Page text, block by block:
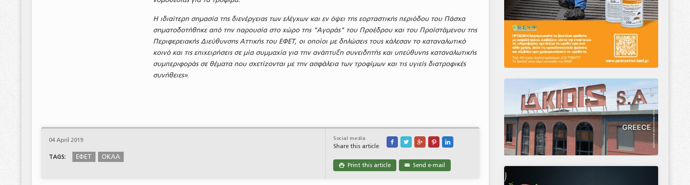
Η ιδιαίτερη σημασία της διενέργειας των ελέγχων και εν όψει της εορταστικής περιόδου του Πάσχα
σηματοδοτήθηκε από την παρουσία στο χώρο της "Αγοράς" του Προέδρου και του Προϊστάμενου της
Περιφερειακής Διεύθυνσης Αττικής του ΕΦΕΤ, οι οποίοι με δηλώσεις τους κάλεσαν το καταναλωτικό
κοινό και τις επιχειρήσεις σε μία συμμαχία για την ανάπτυξη συνειδητής και υπεύθυνης καταναλωτικής
συμπεριφοράς σε θέματα που σχετίζονται με την ασφάλεια των τροφίμων και τις υγιείς διατροφικές
συνήθειες».
Social media
Share this article
    
 Print this article ✉ Send e-mail
04 April 2019
TAGS: ΕΦΕΤ ΟΚΑΑ